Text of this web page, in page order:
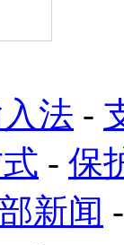
法 -
- 保
新闻